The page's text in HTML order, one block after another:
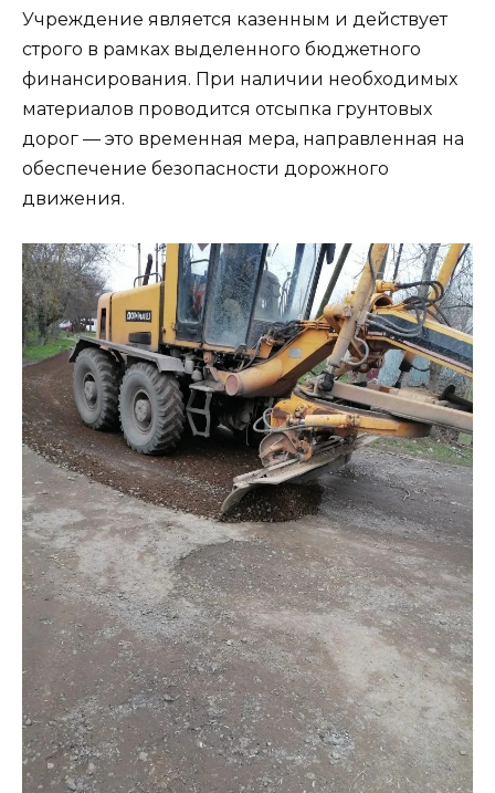
Учреждение является казенным и действует
строго в рамках выделенного бюджетного
финансирования. При наличии необходимых
материалов проводится отсыпка грунтовых
дорог — это временная мера, направленная на
обеспечение безопасности дорожного
движения.